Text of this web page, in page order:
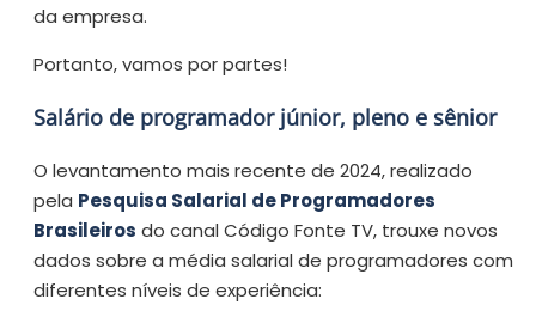
da empresa.
Portanto, vamos por partes!
Salário de programador júnior, pleno e sênior
O levantamento mais recente de 2024, realizado
pela Pesquisa Salarial de Programadores
Brasileiros do canal Código Fonte TV, trouxe novos
dados sobre a média salarial de programadores com
diferentes níveis de experiência: